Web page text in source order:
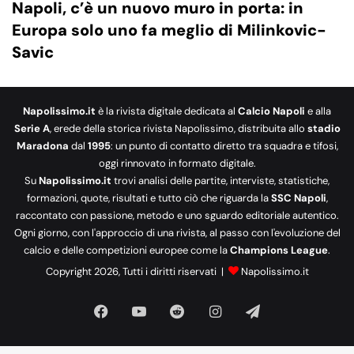
Napoli, c’è un nuovo muro in porta: in
Europa solo uno fa meglio di Milinkovic-
Savic
Napolissimo.it è la rivista digitale dedicata al Calcio Napoli e alla
Serie A, erede della storica rivista Napolissimo, distribuita allo stadio
Maradona dal 1995: un punto di contatto diretto tra squadra e tifosi,
oggi rinnovato in formato digitale.
SuNapolissimo.it trovi analisi delle partite, interviste, statistiche,
formazioni, quote, risultati e tutto ciò che riguarda laSSC Napoli,
raccontato con passione, metodo e uno sguardo editoriale autentico.
Ogni giorno, con l'approccio di una rivista, al passo con l'evoluzione del
calcio e delle competizioni europee come laChampions League.
Copyright 2026, Tutti i diritti riservati |
Napolissimo.it
Facebook
Tube
RedditInstagram